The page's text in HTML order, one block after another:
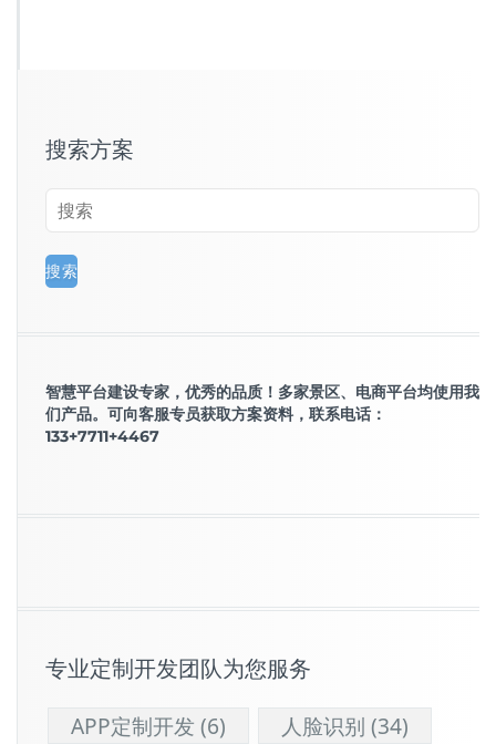
搜索方案
智慧平台建设专家，优秀的品质！多家景区、电商平台均使用我
们产品。可向客服专员获取方案资料，联系电话：
133+7711+4467
专业定制开发团队为您服务
APP定制开发 (6) 人脸识别 (34)